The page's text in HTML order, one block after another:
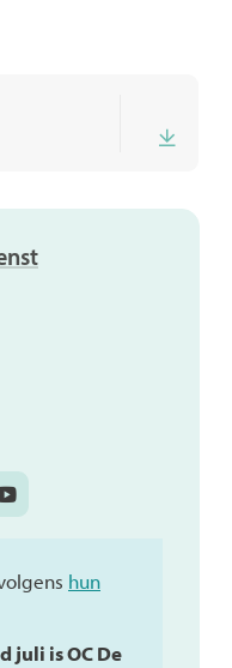
hun
juli is OC De